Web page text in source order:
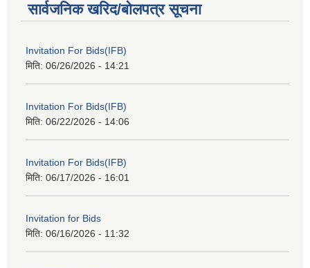
सार्वजनिक खरिद/बोलपत्र सूचना
Invitation For Bids(IFB)
मिति: 06/26/2026 - 14:21
Invitation For Bids(IFB)
मिति: 06/22/2026 - 14:06
Invitation For Bids(IFB)
मिति: 06/17/2026 - 16:01
Invitation for Bids
मिति: 06/16/2026 - 11:32